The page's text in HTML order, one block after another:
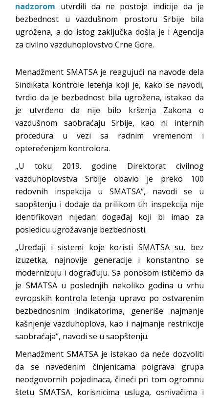
nadzorom utvrdili da ne postoje indicije da je
bezbednost u vazdušnom prostoru Srbije bila
ugrožena, a do istog zaključka došla je i Agencija
za civilno vazduhoplovstvo Crne Gore.
Menadžment SMATSA je reagujući na navode dela
Sindikata kontrole letenja koji je, kako se navodi,
tvrdio da je bezbednost bila ugrožena, istakao da
je utvrđeno da nije bilo kršenja Zakona o
vazdušnom saobraćaju Srbije, kao ni internih
procedura u vezi sa radnim vremenom i
opterećenjem kontrolora.
„U toku 2019. godine Direktorat civilnog
vazduhoplovstva Srbije obavio je preko 100
redovnih inspekcija u SMATSA“, navodi se u
saopštenju i dodaje da prilikom tih inspekcija nije
identifikovan nijedan događaj koji bi imao za
posledicu ugrožavanje bezbednosti.
„Uređaji i sistemi koje koristi SMATSA su, bez
izuzetka, najnovije generacije i konstantno se
modernizuju i dograđuju. Sa ponosom ističemo da
je SMATSA u poslednjih nekoliko godina u vrhu
evropskih kontrola letenja upravo po ostvarenim
bezbednosnim indikatorima, generiše najmanje
kašnjenje vazduhoplova, kao i najmanje restrikcije
saobraćaja“, navodi se u saopštenju.
Menadžment SMATSA je istakao da neće dozvoliti
da se navedenim činjenicama poigrava grupa
neodgovornih pojedinaca, čineći pri tom ogromnu
štetu SMATSA, korisnicima usluga, osnivačima i